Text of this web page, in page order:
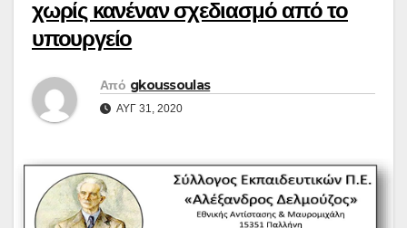
χωρίς κανέναν σχεδιασμό από το
υπουργείο
Από gkoussoulas
ΑΥΓ 31, 2020